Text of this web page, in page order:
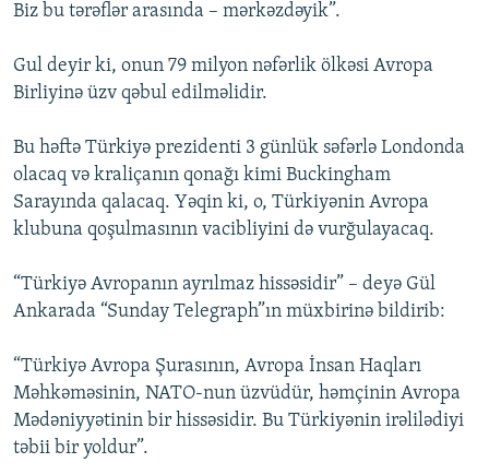
Biz bu tərəflər arasında – mərkəzdəyik”.
Gul deyir ki, onun 79 milyon nəfərlik ölkəsi Avropa
Birliyinə üzv qəbul edilməlidir.
Bu həftə Türkiyə prezidenti 3 günlük səfərlə Londonda
olacaq və kraliçanın qonağı kimi Buckingham
Sarayında qalacaq. Yəqin ki, o, Türkiyənin Avropa
klubuna qoşulmasının vacibliyini də vurğulayacaq.
“Türkiyə Avropanın ayrılmaz hissəsidir” – deyə Gül
Ankarada “Sunday Telegraph”ın müxbirinə bildirib:
“Türkiyə Avropa Şurasının, Avropa İnsan Haqları
Məhkəməsinin, NATO-nun üzvüdür, həmçinin Avropa
Mədəniyyətinin bir hissəsidir. Bu Türkiyənin irəlilədiyi
təbii bir yoldur”.